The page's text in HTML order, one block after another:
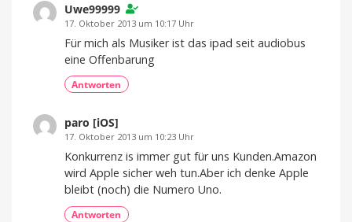
Uwe99999
17. Oktober 2013 um 10:17 Uhr
Für mich als Musiker ist das ipad seit audiobus
eine Offenbarung
Antworten
paro [iOS]
17. Oktober 2013 um 10:23 Uhr
Konkurrenz is immer gut für uns Kunden.Amazon
wird Apple sicher weh tun.Aber ich denke Apple
bleibt (noch) die Numero Uno.
Antworten